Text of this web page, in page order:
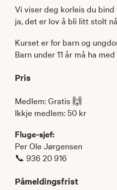
Vi viser deg korleis du
ja, det er lov å bli litt stolt
Kurset er for barn og
Barn under 11 år må ha
Pris
Medlem: Gratis 🙌
Ikkje medlem: 50 kr
Fluge-sjef:
Per Ole Jørgensen
📞 936 20 916
Påmeldingsfrist